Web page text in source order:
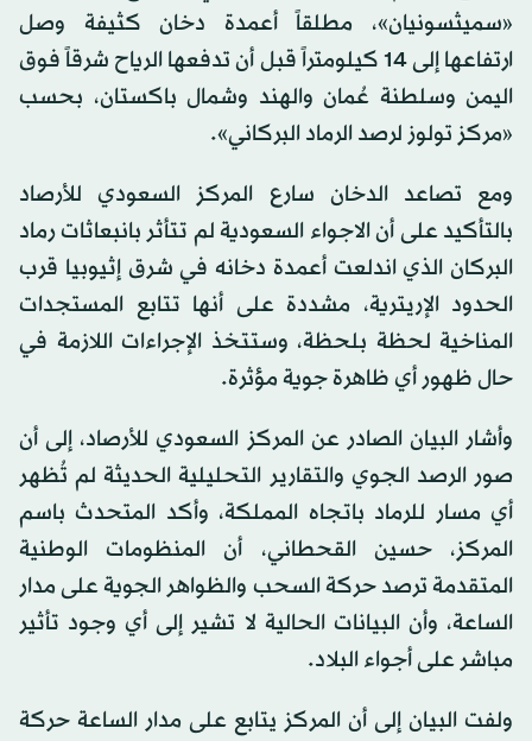
«سميثسونيان»، مطلقاً أعمدة دخان كثيفة وصل
ارتفاعها إلى 14 كيلومتراً قبل أن تدفعها الرياح شرقاً فوق
اليمن وسلطنة عُمان والهند وشمال باكستان، بحسب
«مركز تولوز لرصد الرماد البركاني».
ومع تصاعد الدخان سارع المركز السعودي للأرصاد
بالتأكيد على أن الاجواء السعودية لم تتأثر بانبعاثات رماد
البركان الذي اندلعت أعمدة دخانه في شرق إثيوبيا قرب
الحدود الإريترية، مشددة على أنها تتابع المستجدات
المناخية لحظة بلحظة، وستتخذ الإجراءات اللازمة في
حال ظهور أي ظاهرة جوية مؤثرة.
وأشار البيان الصادر عن المركز السعودي للأرصاد، إلى أن
صور الرصد الجوي والتقارير التحليلية الحديثة لم تُظهر
أي مسار للرماد باتجاه المملكة، وأكد المتحدث باسم
المركز، حسين القحطاني، أن المنظومات الوطنية
المتقدمة ترصد حركة السحب والظواهر الجوية على مدار
الساعة، وأن البيانات الحالية لا تشير إلى أي وجود تأثير
مباشر على أجواء البلاد.
ولفت البيان إلى أن المركز يتابع على مدار الساعة حركة